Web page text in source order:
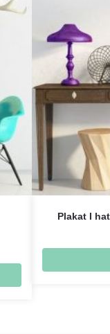
Plakat I